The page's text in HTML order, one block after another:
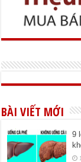
BÀI VIẾT MỚI
9